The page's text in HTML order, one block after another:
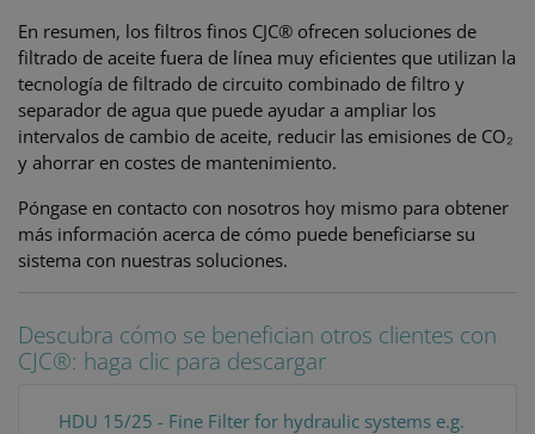
En resumen, los filtros finos CJC® ofrecen soluciones de
filtrado de aceite fuera de línea muy eficientes que utilizan la
tecnología de filtrado de circuito combinado de filtro y
separador de agua que puede ayudar a ampliar los
intervalos de cambio de aceite, reducir las emisiones de CO₂
y ahorrar en costes de mantenimiento.
Póngase en contacto con nosotros hoy mismo para obtener
más información acerca de cómo puede beneficiarse su
sistema con nuestras soluciones.
Descubra cómo se benefician otros clientes con
CJC®: haga clic para descargar
HDU 15/25 - Fine Filter for hydraulic systems e.g.